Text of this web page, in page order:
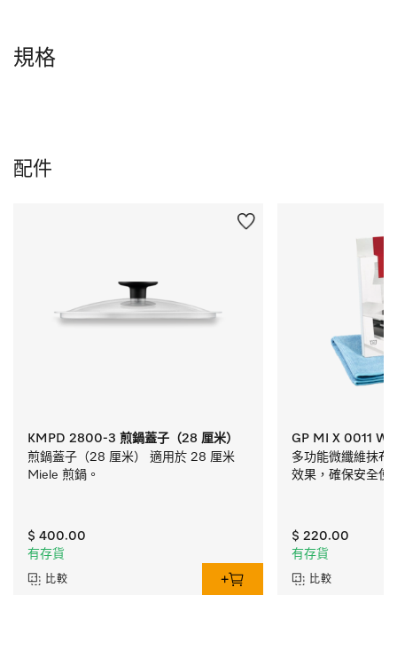
規格
配件
KMPD 2800-3 煎鍋蓋子（28 厘米）
煎鍋蓋子（28 厘米） 適用於 28 厘米
Miele 煎鍋。
$ 400.00
有存貨
比較
GP MI X 0011 W
多功能微纖維抹布
效果，確保安全使
$ 220.00
有存貨
比較